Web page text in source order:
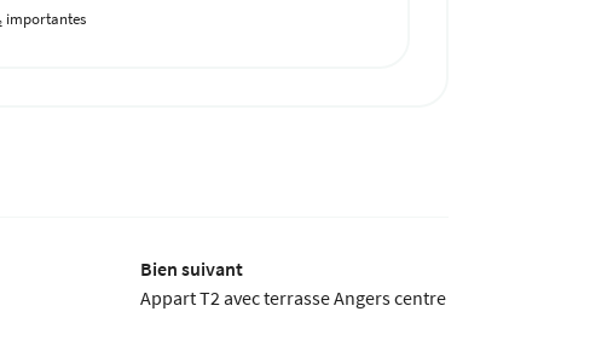
importantes
Bien suivant
Appart T2 avec terrasse Angers centre